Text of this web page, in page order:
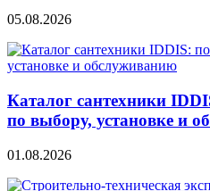
05.08.2026
Каталог сантехники
по выбору, установке и
01.08.2026